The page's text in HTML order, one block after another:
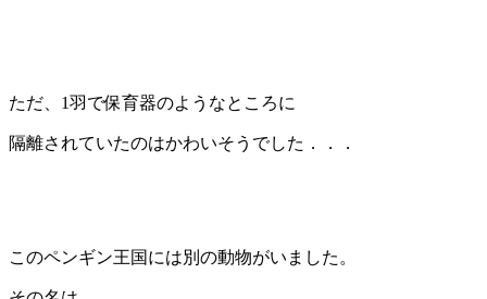
ただ、1羽で保育器のようなところに
隔離されていたのはかわいそうでした．．．
このペンギン王国には別の動物がいました。